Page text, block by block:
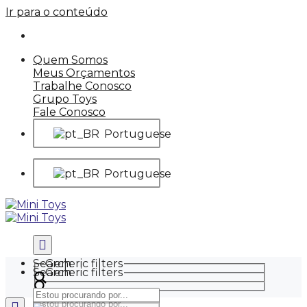
Ir para o conteúdo
Quem Somos
Meus Orçamentos
Trabalhe Conosco
Grupo Toys
Fale Conosco
Portuguese
Portuguese
Search
Generic filters
Search
Generic filters